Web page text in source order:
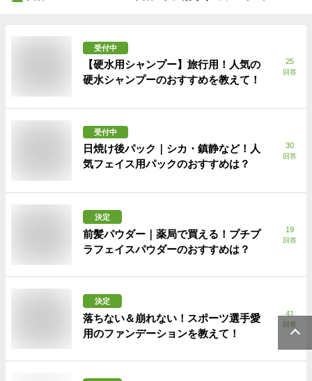
受付中
【硬水用シャンプー】旅行用！人気の
硬水シャンプーのおすすめを教えて！
25
回答
受付中
日焼け後パック｜シカ・鎮静など！人
気フェイス用パックのおすすめは？
30
回答
決定
前髪パウダー｜薬局で買える！プチプ
ラフェイスパウダーのおすすめは？
19
回答
決定
落ちない＆崩れない！スポーツ選手愛
用のファンデーションを教えて！
41
回答